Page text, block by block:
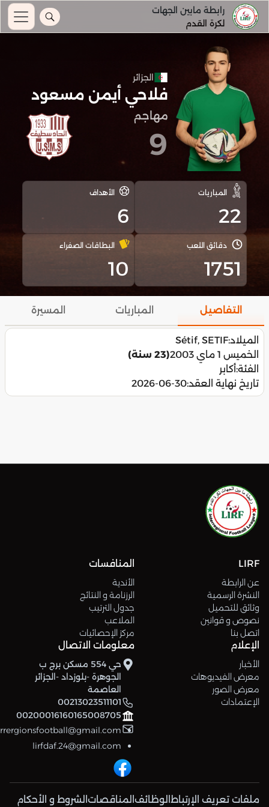
رابطة مابين الجهات
لكرة القدم
الجزائر
فلاحي أيمن مسعود
مهاجم
9
المباريات
22
الأهداف
6
دقائق اللعب
1751
البطاقات الصفراء
10
التفاصيل المباريات المسيرة
الميلاد:Sétif, SETIF
الخميس 1 ماي 2003
(23 سنة)
الفئة:أكابر
تاريخ نهاية العقد:2026-06-30
LIRF
عن الرابطة
النشرة الرسمية
وثائق للتحميل
نصوص و قوانين
اتصل بنا
المنافسات
الأندية
الرزنامة و النتائج
جدول الترتيب
الملاعب
مركز الإحصائيات
الإعلام
الأخبار
معرض الفيديوهات
معرض الصور
الإعتمادات
معلومات الاتصال
حي 554 مسكن برج ب
الجوهرة -بلوزداد -الجزائر
العاصمة
00213023511101
00200016160165008705
lirfdaf.24@gmail.com
ملفات تعريف الإرتباط الوظائف المناقصات الشروط و الأحكام